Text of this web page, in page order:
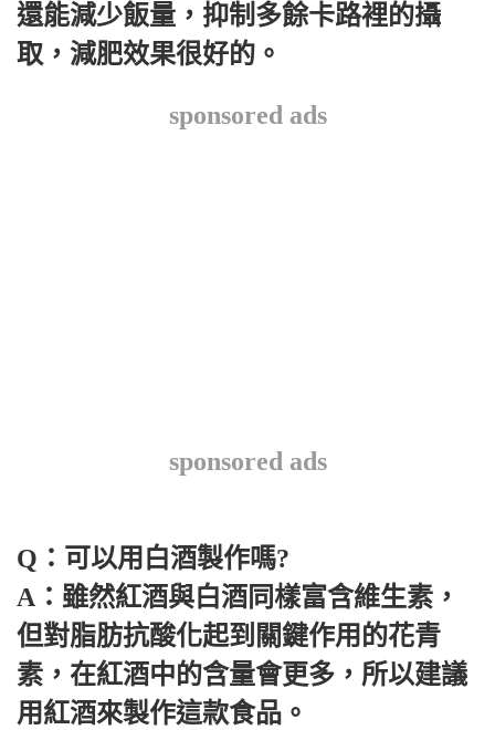
還能減少飯量，抑制多餘卡路裡的攝
取，減肥效果很好的。
sponsored ads
sponsored ads
Q：可以用白酒製作嗎?
A：雖然紅酒與白酒同樣富含維生素，
但對脂肪抗酸化起到關鍵作用的花青
素，在紅酒中的含量會更多，所以建議
用紅酒來製作這款食品。